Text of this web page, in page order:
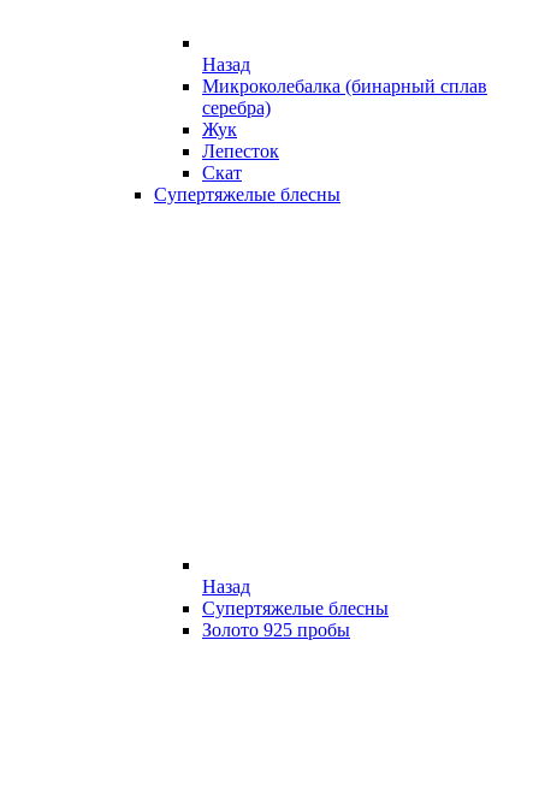
Назад
Микроколебалка (бинарный сплав
серебра)
Жук
Лепесток
Скат
Супертяжелые блесны
Назад
Супертяжелые блесны
Золото 925 пробы